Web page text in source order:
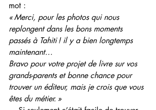
mot :
« Merci, pour les photos qui nous
replongent dans les bons moments
passés à Tahiti ! il y a bien longtemps
maintenant…
Bravo pour votre projet de livre sur vos
grands-parents et bonne chance pour
trouver un éditeur, mais je crois que vous
êtes du métier. »